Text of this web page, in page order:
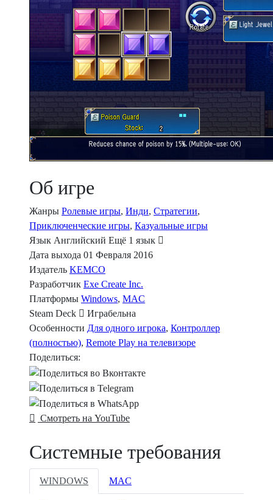
Об игре
Жанры Ролевые игры, Инди, Стратегии,
Приключенческие игры, Казуальные игры
Язык Английский Ещё 1 язык
Дата выхода 01 Февраля 2016
Издатель KEMCO
Разработчик Exe Create Inc.
Платформы Windows, MAC
Steam Deck
Играбельна
Особенности Для одного игрока, Контроллер
(полностью), Remote Play на телевизоре
Поделиться:
Смотреть на YouTube
Системные требования
WINDOWS MAC